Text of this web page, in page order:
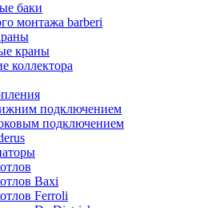
баки
монтажа barberi
краны
коллектора
подключением
подключением
Baxi
Ferroli